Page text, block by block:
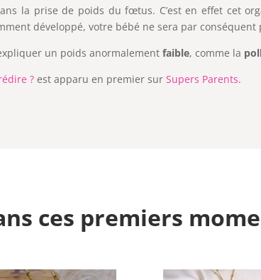
la prise de poids du fœtus. C’est en effet cet
développé, votre bébé ne sera par conséquent
un poids anormalementfaible, comme la
? est apparu en premier surSupers Parents.
ces premiers